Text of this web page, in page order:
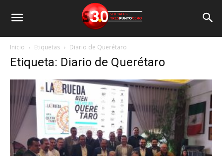
Inicio Etiquetas Diario de Querétaro
Etiqueta: Diario de Querétaro